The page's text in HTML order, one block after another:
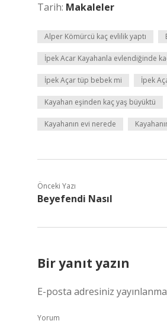
Tarih: Makaleler
Alper Kömürcü kaç evlilik yaptı
İpek Acar Kayahanla evlendiğinde
İpek Açar tüp bebek mi İpek
Kayahan eşinden kaç yaş büyüktü
Kayahanın evi nerede
Önceki Yazı
Beyefendi Nasıl
Bir yanıt yazın
E-posta adresiniz
Yorum